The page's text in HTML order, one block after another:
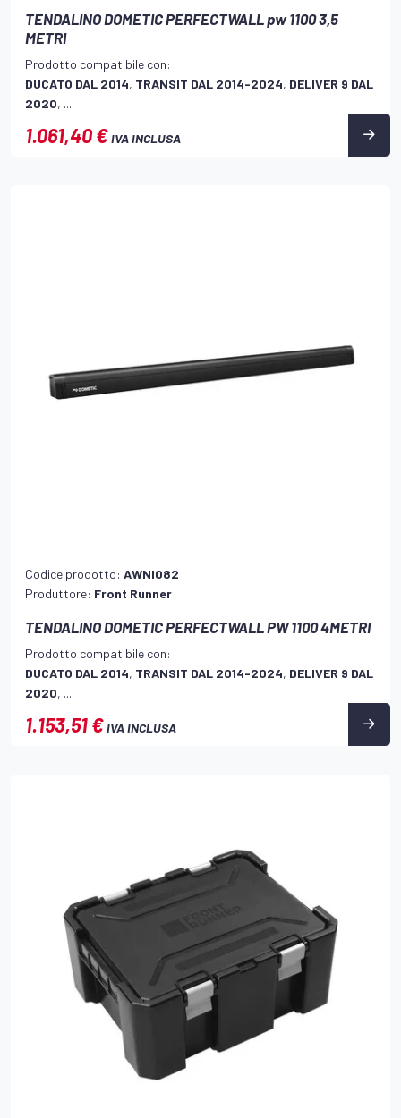
TENDALINO DOMETIC PERFECTWALL pw 1100 3,5
METRI
Prodotto compatibile con:
DUCATO DAL 2014, TRANSIT DAL 2014-2024, DELIVER 9 DAL
2020, ...
1.061,40 €IVA INCLUSA
Codice prodotto: AWNI082
Produttore: Front Runner
TENDALINO DOMETIC PERFECTWALL PW 1100 4METRI
Prodotto compatibile con:
DUCATO DAL 2014, TRANSIT DAL 2014-2024, DELIVER 9 DAL
2020, ...
1.153,51 €IVA INCLUSA